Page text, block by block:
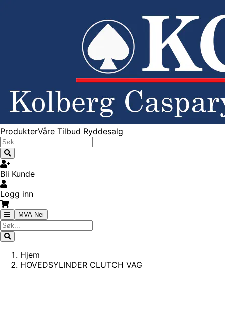
ProdukterVåre Tilbud Ryddesalg
Bli Kunde
Logg inn
MVA Nei
Hjem
HOVEDSYLINDER CLUTCH VAG